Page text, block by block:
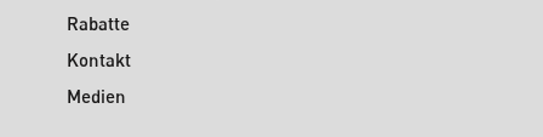
Rabatte
Kontakt
Medien